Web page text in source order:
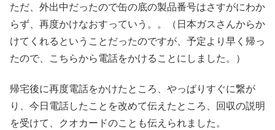
ただ、外出中だったので缶の底の製品番号はさすがにわか
らず、再度かけなおすっていう。。（日本ガスさんからか
けてくれるということだったのですが、予定より早く帰っ
たので、こちらから電話をかけることにしました。）
帰宅後に再度電話をかけたところ、やっぱりすぐに繋が
り、今日電話したことを改めて伝えたところ、回収の説明
を受けて、クオカードのことも伝えられました。